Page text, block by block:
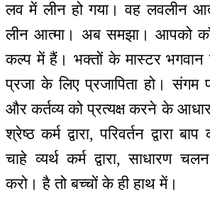
लव में लीन हो गया। वह लवलीन
लीन आत्मा। अब समझा। आपको
कल्प में हैं। भक्तों के मास्टर भगवान
प्रजा के लिए प्रजापिता हो। संगम
और कर्तव्य को प्रत्यक्ष करने के
श्रेष्ठ कर्म द्वारा, परिवर्तन द्वारा
चाहे व्यर्थ कर्म द्वारा, साधारण
करो। है तो बच्चों के ही हाथ में।